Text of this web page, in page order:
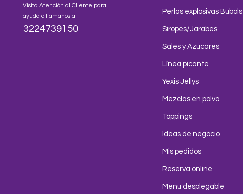
VisitaAtención al Cliente para
ayuda o llámanos al
3224739150
Perlas explosivas Bubols
Siropes/Jarabes
Sales y Azúcares
Línea picante
Yexis Jellys
Mezclas en polvo
Toppings
Ideas de negocio
Mis pedidos
Reserva online
Menú desplegable